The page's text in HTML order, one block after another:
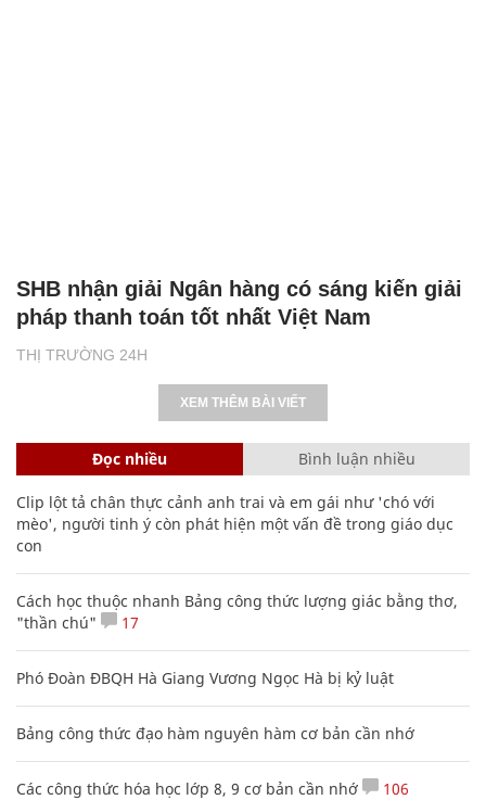
Betrimex mở Trung tâm R&D nghiên cứu và
SHB nhận giải Ngân hàng có sáng kiến giải
pháp thanh toán tốt nhất Việt Nam